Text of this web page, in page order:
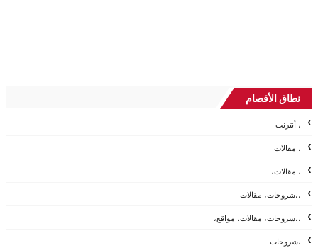
نطاق الأقصام
، أنترنت
، مقالات
، مقالات،
،،شروحات، مقالات
،،شروحات، مقالات، مواقع،
،شروحات